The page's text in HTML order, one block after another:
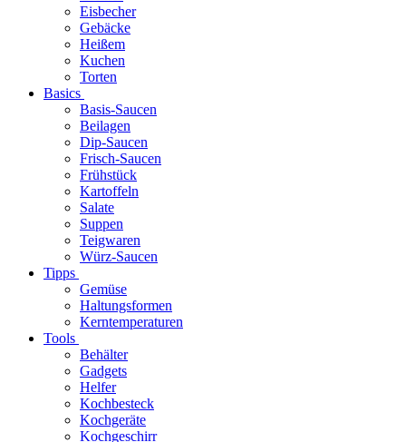
Eisbecher
Gebäcke
Heißem
Kuchen
Torten
Basics
Basis-Saucen
Beilagen
Dip-Saucen
Frisch-Saucen
Frühstück
Kartoffeln
Salate
Suppen
Teigwaren
Würz-Saucen
Tipps
Gemüse
Haltungsformen
Kerntemperaturen
Tools
Behälter
Gadgets
Helfer
Kochbesteck
Kochgeräte
Kochgeschirr